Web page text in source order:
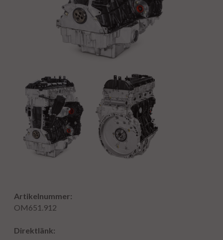
Artikelnummer:
OM651.912
Direktlänk: